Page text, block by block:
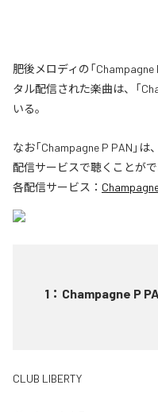
肥後メロディの「
タル配信された楽曲は、「
いる。
なお「Champagne P PAN 」は、
配信サービスで聴くことがで
各配信サービス：
1 ： Champagne P
CLUB LIBERTY